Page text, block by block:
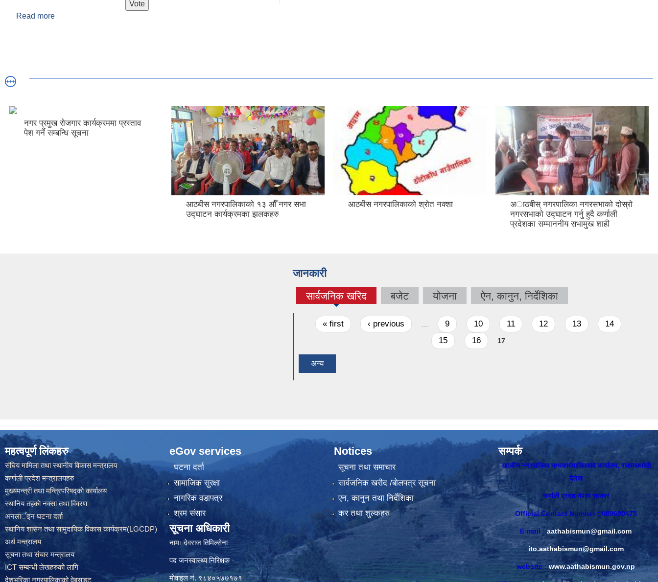
Read more
नगर प्रमुख रोजगार कार्यक्रममा प्रस्ताव
पेश गर्ने सम्बन्धि सूचना
आठबीस नगरपालिकाको १३ औँ नगर सभा
उद्घाटन कार्यक्रमका झलकहरु
आठबीस नगरपालिकाको श्रोत नक्शा
अाठबीस् नगरपालिका नगरसभाकाे दाेस्राे
नगरसभाकाे उद्घाटन गर्नु हुदै कर्णाली
प्रदेशका सम्माननीय सभामुख शाही
जानकारी
सार्वजनिक खरिद
(active tab) बजेट योजना ऐन, कानुन, निर्देशिका
Pages
« first ‹ previous … 9 10 11 12 13
14
15
16 17
अन्य
महत्वपूर्ण लिंकहरु
संघिय मामिला तथा स्थानीय विकास मन्त्रालय
कर्णाली प्रदेश मन्त्रालयहरु
मुख्यमन्त्री तथा मन्त्रिपरिषद्को कार्यालय
स्थानिय तहकाे नक्सा तथा विवरण
अनलार्इन घटना दर्ता
स्थानिय शासन तथा सामुदायिक विकास कार्यक्रम(LGCDP)
अर्थ मन्त्रालय
सूचना तथा संचार मन्त्रालय
ICT सम्बन्धी लेखहरुको लागि
देशभरिका नगरपालिकाको वेबसाइट
eGov services
घटना दर्ता
सामाजिक सुरक्षा
नागरिक वडापत्र
श्रम संसार
सूचना अधिकारी
नामः देवराज तिमिल्सेना
पद जनस्वास्थ्य निरिक्षक
मोवाइल नं. ९८४०५७७१७१
Notices
सूचना तथा समाचार
सार्वजनिक खरीद /बोलपत्र सूचना
एन, कानुन तथा निर्देशिका
कर तथा शुल्कहरु
सम्पर्क
आठबीस नगरपालिका नगरकार्यपालिकाकाे कार्यालय, राकमकर्णाली
दैलेख
कर्णाली प्रदेश नेपाल सरकार
Official Contact Number : 089690475
E-mail :aathabismun@gmail.com
ito.aathabismun@gmail.com
website :www.aathabismun.gov.np